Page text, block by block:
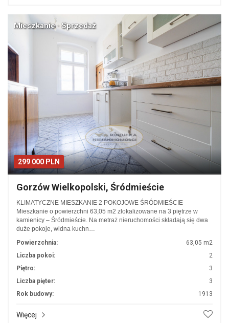
299 000 PLN
Mieszkanie · Sprzedaż
Gorzów Wielkopolski, Śródmieście
KLIMATYCZNE MIESZKANIE 2 POKOJOWE ŚRÓDMIEŚCIE
Mieszkanie o powierzchni 63,05 m2 zlokalizowane na 3 piętrze w
kamienicy – Śródmieście. Na metraż nieruchomości składają się dwa
duże pokoje, widna kuchn…
Powierzchnia:
63,05 m2
Liczba pokoi:
2
Piętro:
3
Liczba pięter:
3
Rok budowy:
1913
Więcej